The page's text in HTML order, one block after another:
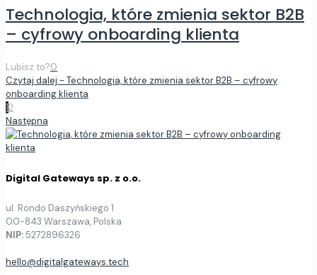
Technologia, które zmienia sektor B2B
– cyfrowy onboarding klienta
Lubisz to?0
Czytaj dalej - Technologia, które zmienia sektor B2B – cyfrowy
onboarding klienta
12
Następna
Digital Gateways sp. z o.o.
ul. Rondo Daszyńskiego 1
00-843 Warszawa, Polska
NIP:5272896326
hello@digitalgateways.tech